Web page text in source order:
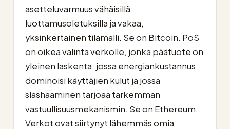
asetteluvarmuus vähäisillä
luottamusoletuksilla ja vakaa,
yksinkertainen tilamalli. Se on Bitcoin. PoS
on oikea valinta verkolle, jonka päätuote on
yleinen laskenta, jossa energiankustannus
dominoisi käyttäjien kulut ja jossa
slashaaminen tarjoaa tarkemman
vastuullisuusmekanismin. Se on Ethereum.
Verkot ovat siirtynyt lähemmäs omia